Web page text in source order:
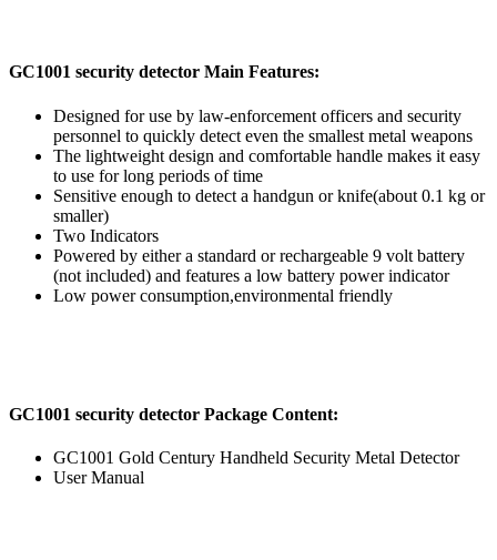
GC1001 security detector Main Features:
Designed for use by law-enforcement officers and security
personnel to quickly detect even the smallest metal weapons
The lightweight design and comfortable handle makes it easy
to use for long periods of time
Sensitive enough to detect a handgun or knife(about 0.1 kg or
smaller)
Two Indicators
Powered by either a standard or rechargeable 9 volt battery
(not included) and features a low battery power indicator
Low power consumption,environmental friendly
GC1001 security detector Package Content:
GC1001 Gold Century Handheld Security Metal Detector
User Manual